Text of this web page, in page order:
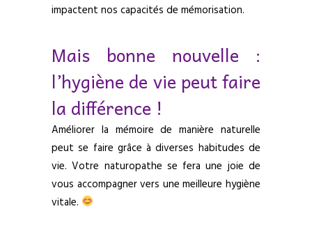
impactent nos capacités de mémorisation.
Mais bonne nouvelle :
l’hygiène de vie peut faire
la différence !
Améliorer la mémoire de manière naturelle
peut se faire grâce à diverses habitudes de
vie. Votre naturopathe se fera une joie de
vous accompagner vers une meilleure hygiène
vitale.